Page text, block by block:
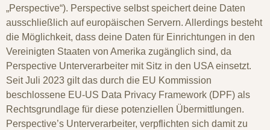
„Perspective“). Perspective selbst speichert deine Daten
ausschließlich auf europäischen Servern. Allerdings besteht
die Möglichkeit, dass deine Daten für Einrichtungen in den
Vereinigten Staaten von Amerika zugänglich sind, da
Perspective Unterverarbeiter mit Sitz in den USA einsetzt.
Seit Juli 2023 gilt das durch die EU Kommission
beschlossene EU-US Data Privacy Framework (DPF) als
Rechtsgrundlage für diese potenziellen Übermittlungen.
Perspective’s Unterverarbeiter, verpflichten sich damit zu